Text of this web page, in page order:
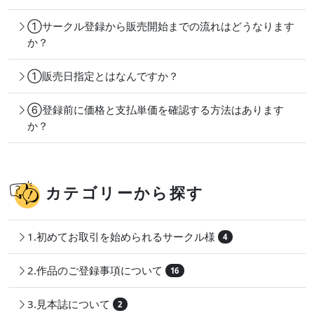
①サークル登録から販売開始までの流れはどうなります
か？
①販売日指定とはなんですか？
⑥登録前に価格と支払単価を確認する方法はあります
か？
カテゴリーから探す
1.初めてお取引を始められるサークル様 4
2.作品のご登録事項について 16
3.見本誌について 2